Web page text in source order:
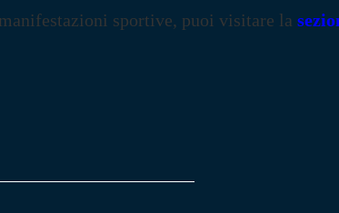
sportive, puoi visitare la